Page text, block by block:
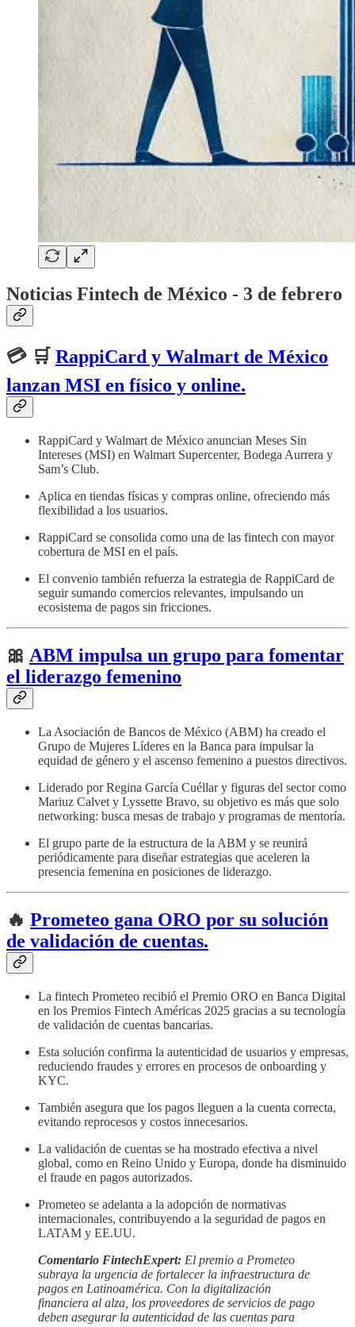
Noticias Fintech de México - 3 de febrero
💳 🛒 RappiCard y Walmart de México
lanzan MSI en físico y online.
RappiCard y Walmart de México anuncian Meses Sin
Intereses (MSI) en Walmart Supercenter, Bodega Aurrera y
Sam’s Club.
Aplica en tiendas físicas y compras online, ofreciendo más
flexibilidad a los usuarios.
RappiCard se consolida como una de las fintech con mayor
cobertura de MSI en el país.
El convenio también refuerza la estrategia de RappiCard de
seguir sumando comercios relevantes, impulsando un
ecosistema de pagos sin fricciones.
🎀 ABM impulsa un grupo para fomentar
el liderazgo femenino
La Asociación de Bancos de México (ABM) ha creado el
Grupo de Mujeres Líderes en la Banca para impulsar la
equidad de género y el ascenso femenino a puestos directivos.
Liderado por Regina García Cuéllar y figuras del sector como
Mariuz Calvet y Lyssette Bravo, su objetivo es más que solo
networking: busca mesas de trabajo y programas de mentoría.
El grupo parte de la estructura de la ABM y se reunirá
periódicamente para diseñar estrategias que aceleren la
presencia femenina en posiciones de liderazgo.
🔥 Prometeo gana ORO por su solución
de validación de cuentas.
La fintech Prometeo recibió el Premio ORO en Banca Digital
en los Premios Fintech Américas 2025 gracias a su tecnología
de validación de cuentas bancarias.
Esta solución confirma la autenticidad de usuarios y empresas,
reduciendo fraudes y errores en procesos de onboarding y
KYC.
También asegura que los pagos lleguen a la cuenta correcta,
evitando reprocesos y costos innecesarios.
La validación de cuentas se ha mostrado efectiva a nivel
global, como en Reino Unido y Europa, donde ha disminuido
el fraude en pagos autorizados.
Prometeo se adelanta a la adopción de normativas
internacionales, contribuyendo a la seguridad de pagos en
LATAM y EE.UU.
Comentario FintechExpert: El premio a Prometeo
subraya la urgencia de fortalecer la infraestructura de
pagos en Latinoamérica. Con la digitalización
financiera al alza, los proveedores de servicios de pago
deben asegurar la autenticidad de las cuentas para